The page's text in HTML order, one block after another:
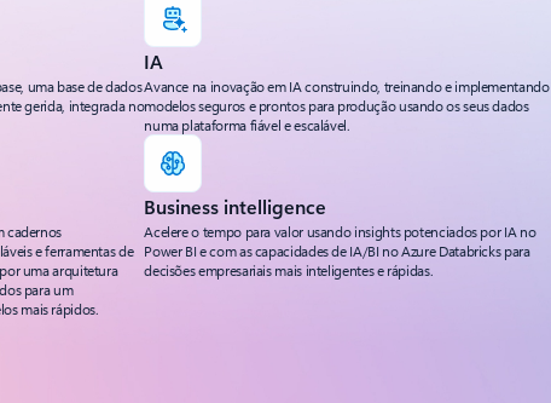
uma base de dados
gerida, integrada no
IA
Avance na inovação em IA construindo, treinando e implementando
modelos seguros e prontos para produção usando os seus dados
numa plataforma fiável e escalável.
cadernos
e ferramentas de
uma arquitetura
para um
mais rápidos.
Business intelligence
Acelere o tempo para valor usando insights potenciados por IA no
Power BI e com as capacidades de IA/BI no Azure Databricks para
decisões empresariais mais inteligentes e rápidas.